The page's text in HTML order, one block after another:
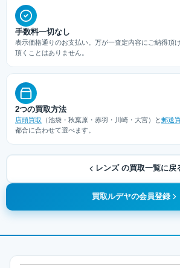
手数料一切なし
表示価格通りのお支払い。万が一査定内容にご納得頂
頂くことはありません。
2つの買取方法
店頭買取 （池袋・秋葉原・赤羽・川崎・大宮）と郵送
都合に合わせて選べます。
レンズ の買取一覧に戻
買取ルデヤの会員登録